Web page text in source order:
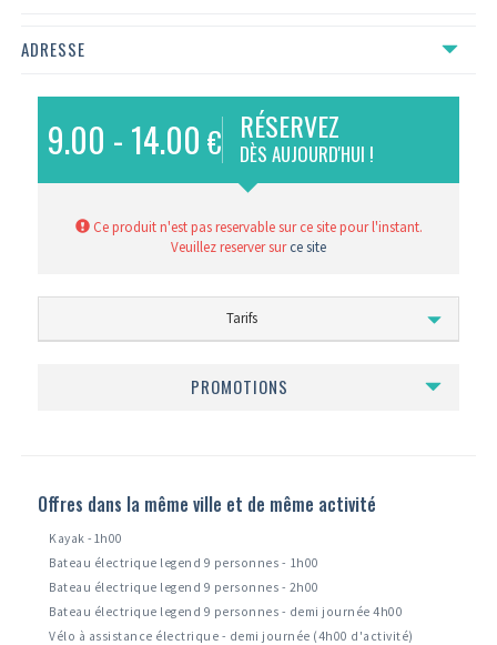
ADRESSE
9.00 - 14.00 € RÉSERVEZ
DÈS AUJOURD'HUI !
Ce produit n'est pas reservable sur ce site pour l'instant.
Veuillez reserver surce site
Tarifs
PROMOTIONS
Offres dans la même ville et de même activité
Kayak -1h00
Bateau électrique legend 9 personnes - 1h00
Bateau électrique legend 9 personnes - 2h00
Bateau électrique legend 9 personnes - demi journée 4h00
Vélo à assistance électrique - demi journée (4h00 d'activité)